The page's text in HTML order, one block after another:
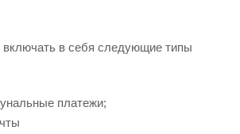
включать в себя следующие типы
платежи;